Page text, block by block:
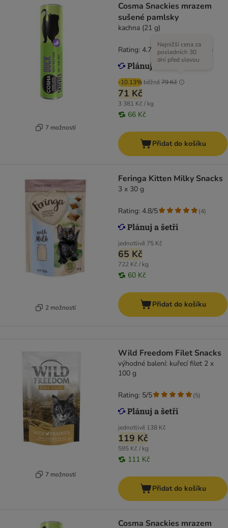
7 možností
Cosma Snackies mrazem
sušené pamlsky
kachna (21 g)
-10.13% běžně79 Kč
Nejnižší cena za
posledních 30
dní před slevou
71 Kč
3 381 Kč / kg
66 Kč
Rating: 4.7/5 )
Přidat do košíku
2 možností
Feringa Kitten Milky Snacks
3 x 30 g
jednotlivě 75 Kč
65 Kč
722 Kč / kg
60 Kč
Rating: 4.8/5 (4)
Přidat do košíku
7 možností
Wild Freedom Filet Snacks
výhodné balení: kuřecí filet 2 x
100 g
jednotlivě 138 Kč
119 Kč
595 Kč / kg
111 Kč
Rating: 5/5 (5)
Přidat do košíku
Cosma Snackies mrazem